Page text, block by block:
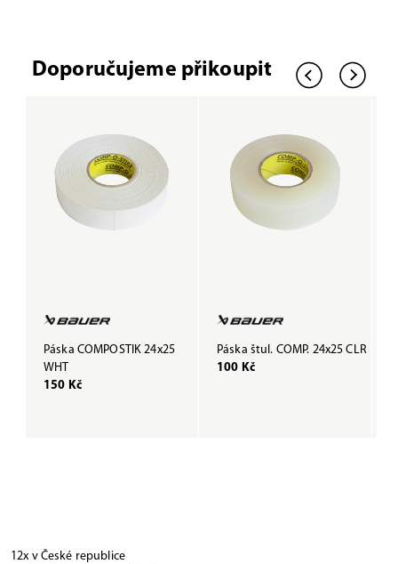
Doporučujeme přikoupit
Páska COMPOSTIK 24x25
WHT
150 Kč
Páska štul. COMP. 24x25 CLR
100 Kč
12x v České republice